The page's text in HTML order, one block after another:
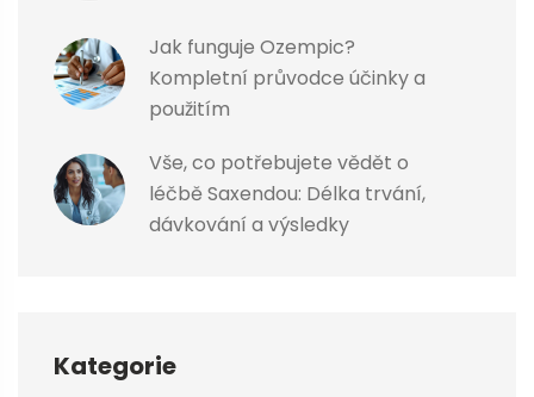
Jak funguje Ozempic?
Kompletní průvodce účinky a
použitím
Vše, co potřebujete vědět o
léčbě Saxendou: Délka trvání,
dávkování a výsledky
Kategorie